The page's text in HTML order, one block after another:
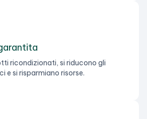
ricondizionati, si riducono gli
e si risparmiano risorse.